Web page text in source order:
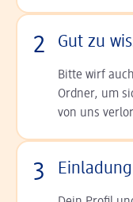
2 Gut zu
Bitte wirf
Ordner, um
von uns
3 Einladung